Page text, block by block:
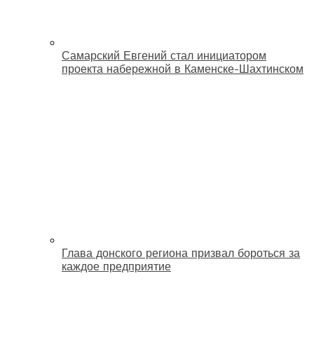
Самарский Евгений стал инициатором
проекта набережной в Каменске-Шахтинском
Глава донского региона призвал бороться за
каждое предприятие